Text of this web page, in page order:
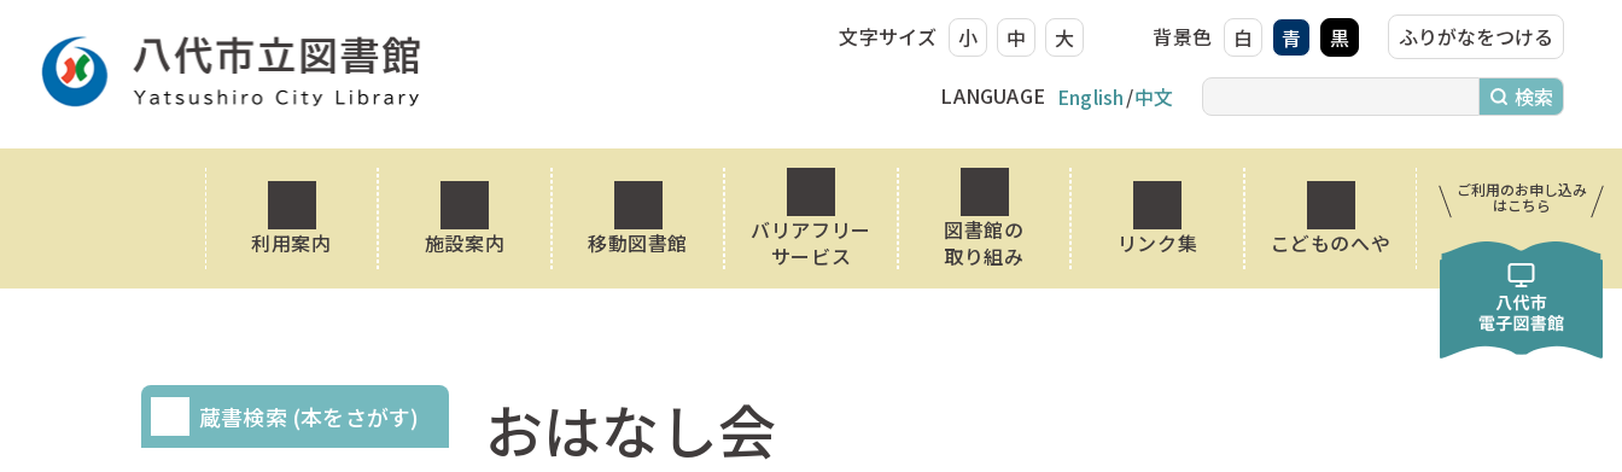
文字サイズ 小 中 大 背景色 白 青 黒 ふりがなをつける
LANGUAGE English 中文
ご利用のお申し込み
はこちら
利用案内 施設案内 移動図書館
バリアフリー
サービス
図書館の
取り組み
リンク集 こどものへや
おはなし会
蔵書検索 (本をさがす)